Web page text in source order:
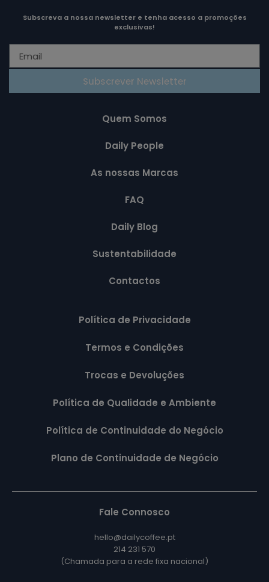
Subscreva a nossa newsletter e tenha acesso a promoções
exclusivas!
Subscrever Newsletter
Quem Somos
Daily People
As nossas Marcas
FAQ
Daily Blog
Sustentabilidade
Contactos
Política de Privacidade
Termos e Condições
Trocas e Devoluções
Política de Qualidade e Ambiente
Política de Continuidade do Negócio
Plano de Continuidade de Negócio
Fale Connosco
hello@dailycoffee.pt
214 231 570
(Chamada para a rede fixa nacional)